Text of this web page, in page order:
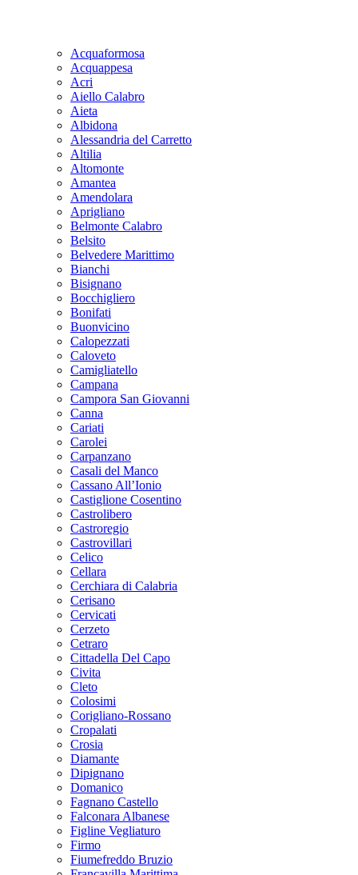
Acquaformosa
Acquappesa
Acri
Aiello Calabro
Aieta
Albidona
Alessandria del Carretto
Altilia
Altomonte
Amantea
Amendolara
Aprigliano
Belmonte Calabro
Belsito
Belvedere Marittimo
Bianchi
Bisignano
Bocchigliero
Bonifati
Buonvicino
Calopezzati
Caloveto
Camigliatello
Campana
Campora San Giovanni
Canna
Cariati
Carolei
Carpanzano
Casali del Manco
Cassano All’Ionio
Castiglione Cosentino
Castrolibero
Castroregio
Castrovillari
Celico
Cellara
Cerchiara di Calabria
Cerisano
Cervicati
Cerzeto
Cetraro
Cittadella Del Capo
Civita
Cleto
Colosimi
Corigliano-Rossano
Cropalati
Crosia
Diamante
Dipignano
Domanico
Fagnano Castello
Falconara Albanese
Figline Vegliaturo
Firmo
Fiumefreddo Bruzio